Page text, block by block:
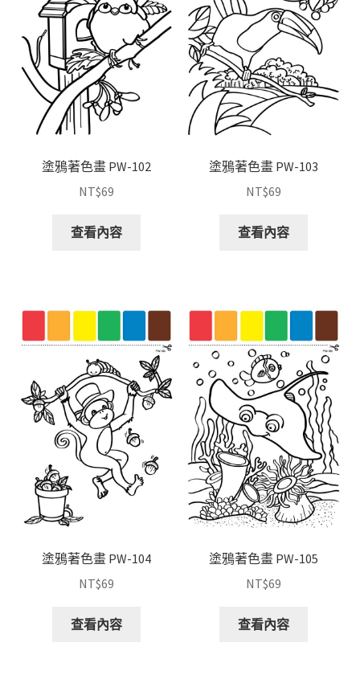
塗鴉著色畫 PW-102
NT$69
查看內容
塗鴉著色畫 PW-103
NT$69
查看內容
塗鴉著色畫 PW-104
NT$69
查看內容
塗鴉著色畫 PW-105
NT$69
查看內容